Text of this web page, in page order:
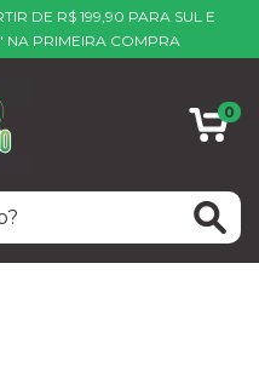
DE R$ 199,90 PARA SUL E
NA PRIMEIRA COMPRA
0